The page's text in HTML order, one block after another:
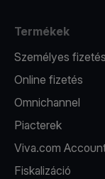
Termékek
Személyes fizetés
Online fizetés
Omnichannel
Piacterek
Viva.com
Fiskalizáció